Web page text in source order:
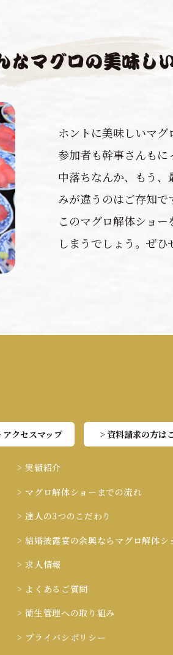
マグロの美味し
ホントに美味しいマグ
参加者も幹事さんもに
中落ちなんか、もう
みが違うのはご存知で
このマグロ解体ショ
しまうでしょう。ぜひ
アクセスマップ > 資料請求の方は
> 実績紹介
> マグロ解体ショーまでの流れ
> 達人の3つのこだわり
> 結婚披露宴の余興ならマグロ解体シ
> 求人情報
> よくあるご質問
> 衛生管理への取り組み
> プライバシポリシー